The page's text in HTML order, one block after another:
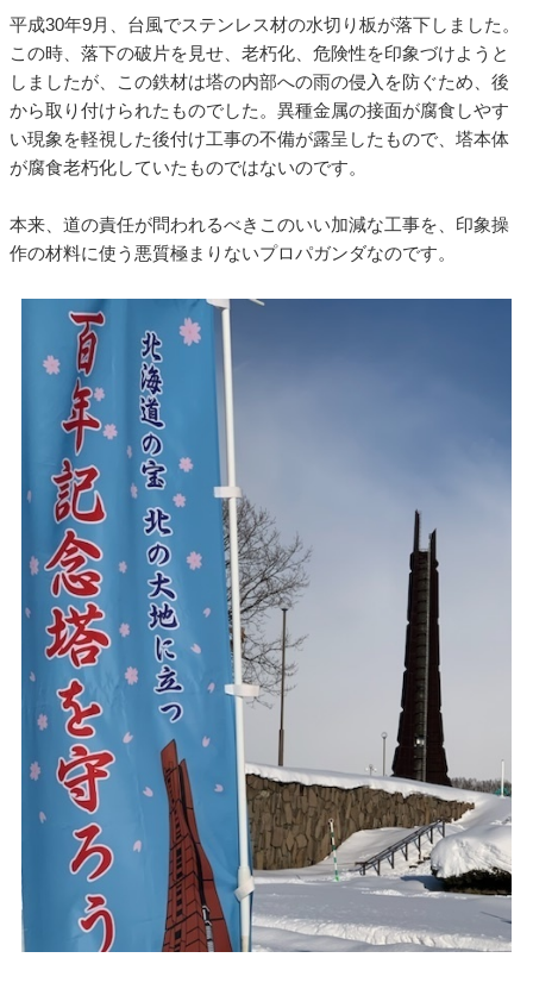
平成30年9月、台風でステンレス材の水切り板が落下しました。
この時、落下の破片を見せ、老朽化、危険性を印象づけようと
しましたが、この鉄材は塔の内部への雨の侵入を防ぐため、後
から取り付けられたものでした。異種金属の接面が腐食しやす
い現象を軽視した後付け工事の不備が露呈したもので、塔本体
が腐食老朽化していたものではないのです。
本来、道の責任が問われるべきこのいい加減な工事を、印象操
作の材料に使う悪質極まりないプロパガンダなのです。